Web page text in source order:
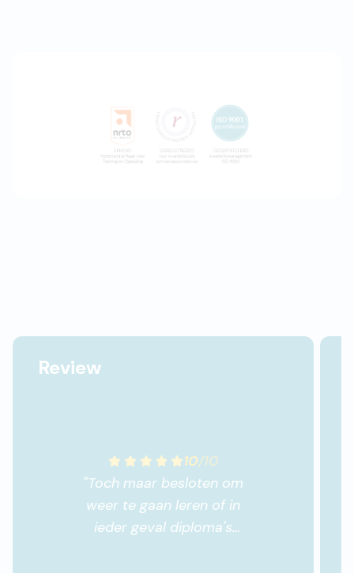
Review
10/10
"Toch maar besloten om
weer te gaan leren of in
ieder geval diploma's